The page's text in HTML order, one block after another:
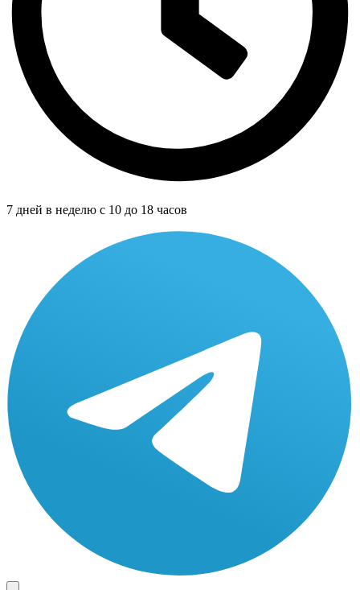
7 дней в неделю с 10 до 18 часов